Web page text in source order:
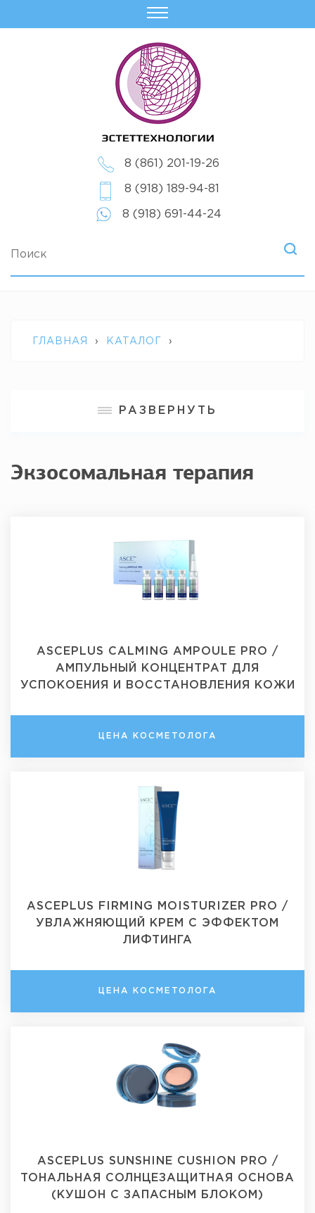
8 (861) 201-19-26
8 (918) 189-94-81
8 (918) 691-44-24
ГЛАВНАЯ › КАТАЛОГ ›
РАЗВЕРНУТЬ
Экзосомальная терапия
ASCEPLUS CALMING AMPOULE PRO /
АМПУЛЬНЫЙ КОНЦЕНТРАТ ДЛЯ
УСПОКОЕНИЯ И ВОССТАНОВЛЕНИЯ КОЖИ
ЦЕНА КОСМЕТОЛОГА
ASCEPLUS FIRMING MOISTURIZER PRO /
УВЛАЖНЯЮЩИЙ КРЕМ С ЭФФЕКТОМ
ЛИФТИНГА
ЦЕНА КОСМЕТОЛОГА
ASCEPLUS SUNSHINE CUSHION PRO /
ТОНАЛЬНАЯ СОЛНЦЕЗАЩИТНАЯ ОСНОВА
(КУШОН С ЗАПАСНЫМ БЛОКОМ)